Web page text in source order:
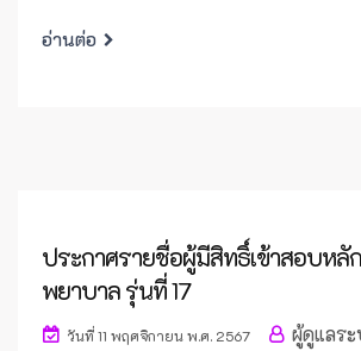
อ่านต่อ
ประกาศรายชื่อผู้มีสิทธิ์เข้าสอบหลั
พยาบาล รุ่นที่ 17
วันที่ 11 พฤศจิกายน พ.ศ. 2567 ผู้ดูแลร